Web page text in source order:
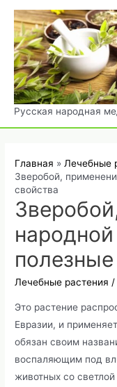
Перейти
содержимому
Русская народная
Главная
Лечебные
Зверобой,
свойства
Лечебные растения /
Это растение
Евразии, и
обязан своим
воспаляющим под
животных со